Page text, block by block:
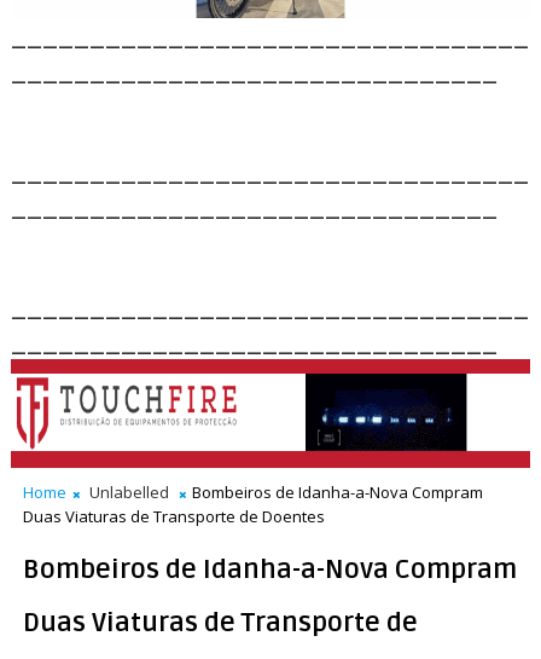
Home Unlabelled
Bombeiros de Idanha-a-Nova Compram
Duas Viaturas de Transporte de Doentes
Bombeiros de Idanha-a-Nova Compram
Duas Viaturas de Transporte de